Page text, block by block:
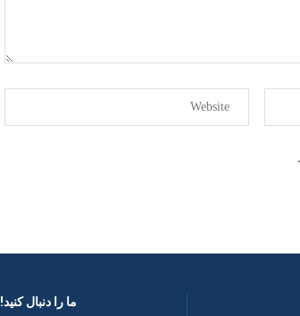
ما را دنبال کنید! ​